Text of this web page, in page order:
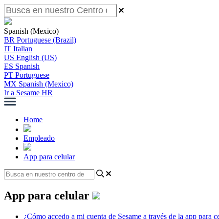
Spanish (Mexico)
BR Portuguese (Brazil)
IT Italian
US English (US)
ES Spanish
PT Portuguese
MX Spanish (Mexico)
Ir a Sesame HR
Home
Empleado
App para celular
App para celular
¿Cómo accedo a mi cuenta de Sesame a través de la app para